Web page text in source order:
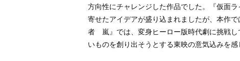
方向性にチャレンジした作品でした。『仮面
寄せたアイデアが盛り込まれましたが、本作
者 嵐』では、変身ヒーロー版時代劇に挑戦し
いものを創り出そうとする東映の意気込みを感